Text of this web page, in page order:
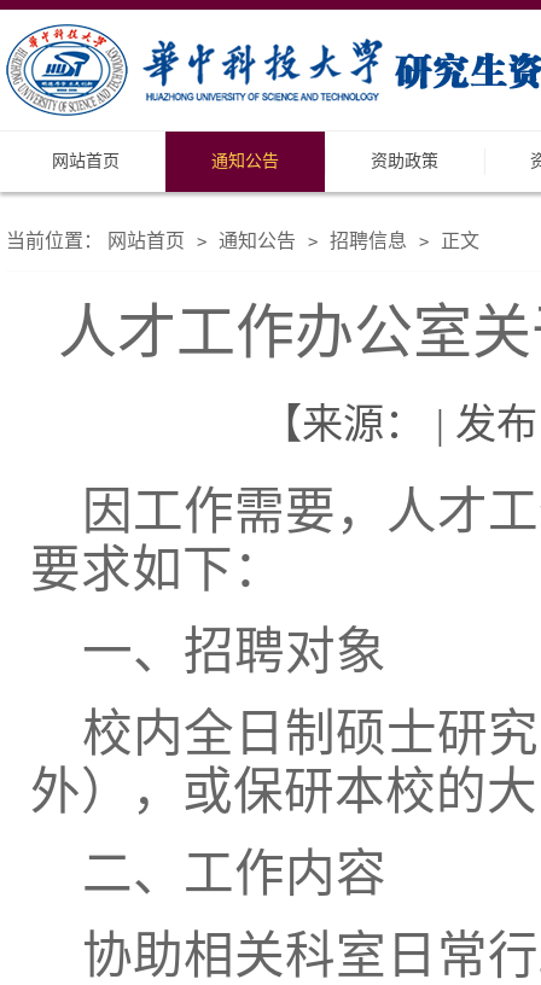
网站首页 通知公告 资助政策
当前位置： 网站首页 > 通知公告 > 招聘信息 > 正文
人才工作办公室
【来源： | 发
因工作需要，人才
要求如下：
一、招聘对象
校内全日制硕士研
外），或保研本校的
二、工作内容
协助相关科室日常